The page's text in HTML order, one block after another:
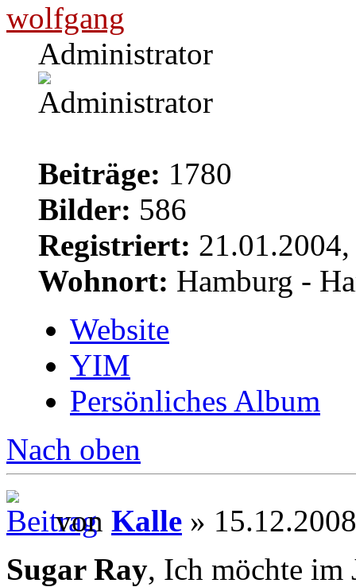
wolfgang
Administrator
Beiträge: 1780
Bilder: 586
Registriert:
Wohnort: Hamburg -
Website
YIM
Persönliches Album
Nach oben
von Kalle »
Sugar Ray, Ich möchte im